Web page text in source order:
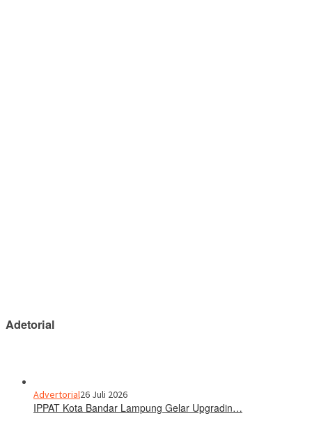
Adetorial
Advertorial26 Juli 2026
IPPAT Kota Bandar Lampung Gelar Upgradin…